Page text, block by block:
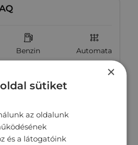
Benzin Automata
×
sütiket
az oldalunk
és a látogatóink